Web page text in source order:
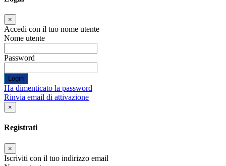
×
Accedi con il tuo nome utente
Nome utente
Password
Login
Ha dimenticato la password
Rinvia email di attivazione
×
Registrati
×
Iscriviti con il tuo indirizzo email